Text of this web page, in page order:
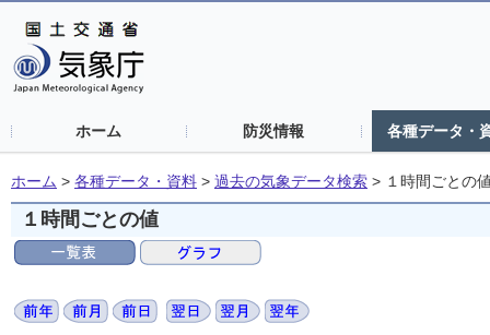
ホーム 防災情報 各種データ・
ホーム > 各種データ・資料 > 過去の気象データ検索 > １時間ごとの
１時間ごとの値